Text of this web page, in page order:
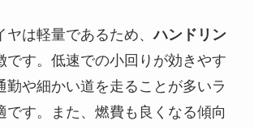
ヤは軽量であるため、ハンドリン
です。低速での小回りが効きやす
勤や細かい道を走ることが多いラ
です。また、燃費も良くなる傾向